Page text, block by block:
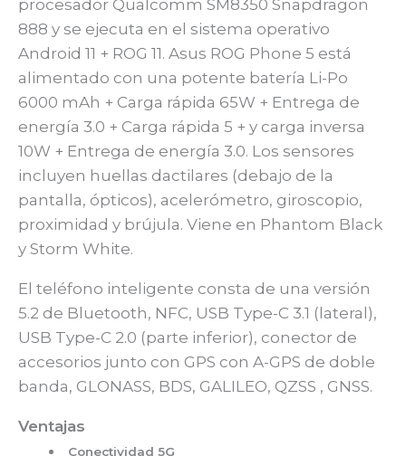
procesador Qualcomm SM8350 Snapdragon
888 y se ejecuta en el sistema operativo
Android 11 + ROG 11. Asus ROG Phone 5 está
alimentado con una potente batería Li-Po
6000 mAh + Carga rápida 65W + Entrega de
energía 3.0 + Carga rápida 5 + y carga inversa
10W + Entrega de energía 3.0. Los sensores
incluyen huellas dactilares (debajo de la
pantalla, ópticos), acelerómetro, giroscopio,
proximidad y brújula. Viene en Phantom Black
y Storm White.
El teléfono inteligente consta de una versión
5.2 de Bluetooth, NFC, USB Type-C 3.1 (lateral),
USB Type-C 2.0 (parte inferior), conector de
accesorios junto con GPS con A-GPS de doble
banda, GLONASS, BDS, GALILEO, QZSS , GNSS.
Ventajas
Conectividad 5G